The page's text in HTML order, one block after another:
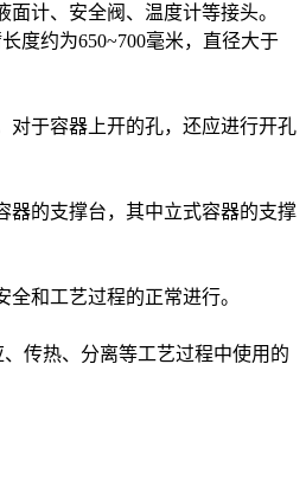
计、安全阀、温度计等接头。
度约为650~700毫米，直径大于
对于容器上开的孔，还应进行开孔
器的支撑台，其中立式容器的支撑
和工艺过程的正常进行。
传热、分离等工艺过程中使用的